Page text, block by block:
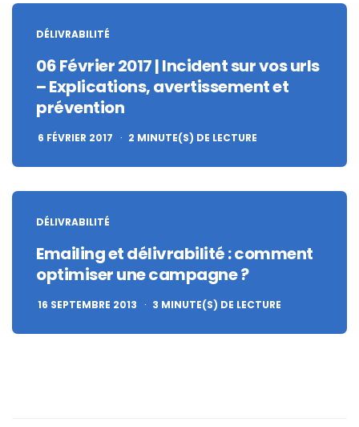
DÉLIVRABILITÉ
06 Février 2017 | Incident sur vos urls
– Explications, avertissement et
prévention
6 FÉVRIER 2017 2 MINUTE(S) DE LECTURE
DÉLIVRABILITÉ
Emailing et délivrabilité : comment
optimiser une campagne ?
16 SEPTEMBRE 2013 3 MINUTE(S) DE LECTURE